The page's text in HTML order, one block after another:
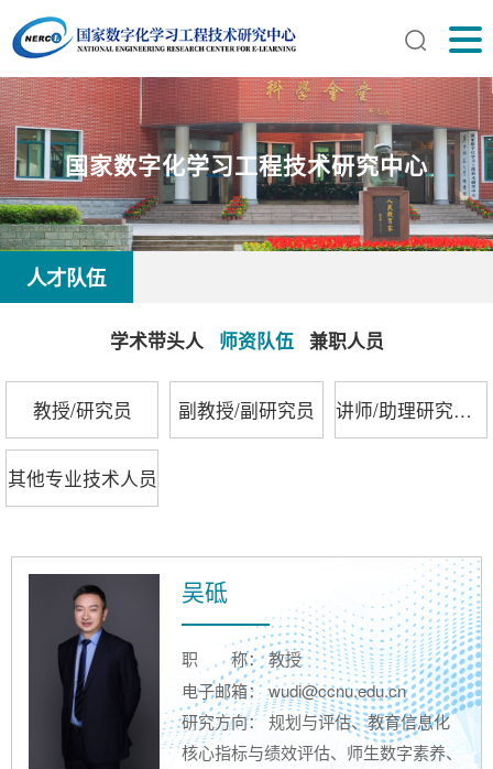
国家数字化学习工程技术研究中心
人才队伍
学术带头人 师资队伍 兼职人员
教授/研究员 副教授/副研究员 讲师/助理研究员/师资博士后
其他专业技术人员
吴砥
职称： 教授
电子邮箱： wudi@ccnu.edu.cn
研究方向： 规划与评估、教育信息化
核心指标与绩效评估、师生数字素养、